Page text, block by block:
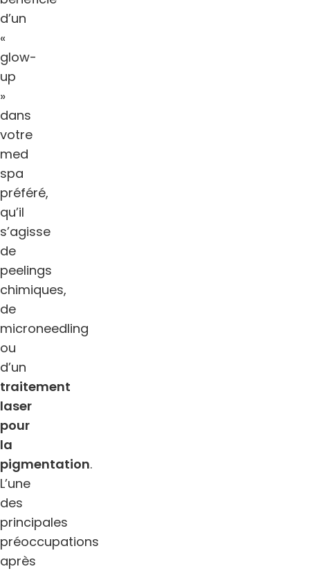
d’un
«
glow-
up
»
dans
votre
med
spa
préféré,
qu’il
s’agisse
de
peelings
chimiques,
de
microneedling
ou
d’un
traitement
laser
pour
la
pigmentation.
L’une
des
principales
préoccupations
après